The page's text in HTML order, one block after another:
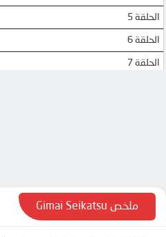
الحلقة 5
الحلقة 6
الحلقة 7
ملخص Gimai Seikatsu